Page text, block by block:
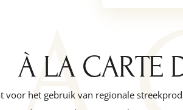
À LA CARTE
voor het gebruik van regionale